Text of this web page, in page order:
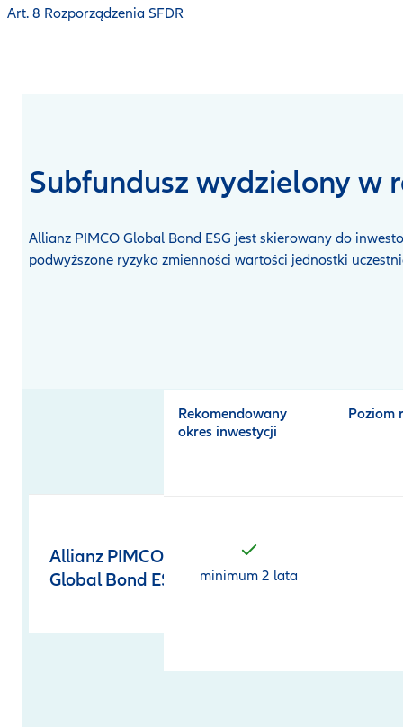
Art. 8 Rozporządzenia SFDR
Subfundusz wydzielony w
Allianz PIMCO Global Bond ESG jest skierowany do
podwyższone ryzyko zmienności wartości jednostki
Allianz PIMCO
Global Bond ESG
Rekomendowany
okres inwestycji
minimum 2 lata
Poziom